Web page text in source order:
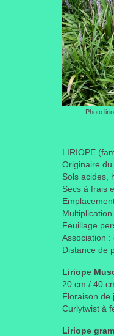
Photo
LIRIOPE
Originaire
Sols acides,
Secs à frais
Feuillage
Association :
Distance de
Liriope
20 cm / 40
Floraison de
Curlytwist à
Liriope